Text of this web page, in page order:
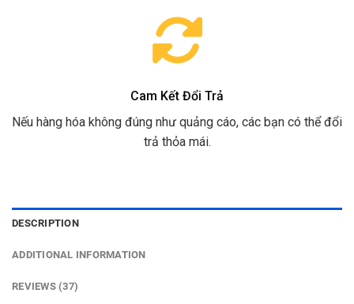
Cam Kết Đổi Trả
Nếu hàng hóa không đúng như quảng cáo, các bạn có thể đổi
trả thỏa mái.
DESCRIPTION
ADDITIONAL INFORMATION
REVIEWS (37)